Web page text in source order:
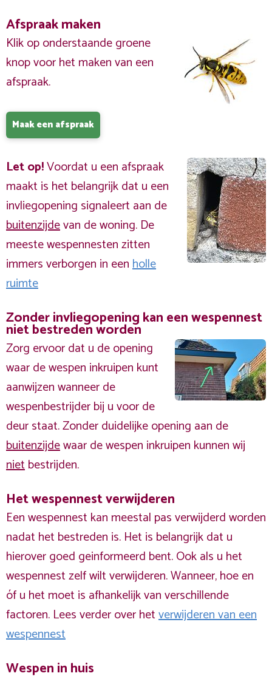
Afspraak maken
Klik op onderstaande groene
knop voor het maken van een
afspraak.
Maak een afspraak
Let op!Voordat u een afspraak
maakt is het belangrijk dat u een
invliegopening signaleert aan de
buitenzijdevan de woning. De
meeste wespennesten zitten
immers verborgen in eenholle
ruimte
Zonder invliegopening kan een wespennest
niet bestreden worden
Zorg ervoor dat u de opening
waar de wespen inkruipen kunt
aanwijzen wanneer de
wespenbestrijder bij u voor de
deur staat. Zonder duidelijke opening aan de
buitenzijdewaar de wespen inkruipen kunnen wij
nietbestrijden.
Het wespennest verwijderen
Een wespennest kan meestal pas verwijderd worden
nadat het bestreden is. Het is belangrijk dat u
hierover goed geinformeerd bent. Ook als u het
wespennest zelf wilt verwijderen. Wanneer, hoe en
óf u het moet is afhankelijk van verschillende
factoren. Lees verder over hetverwijderen van een
wespennest
Wespen in huis